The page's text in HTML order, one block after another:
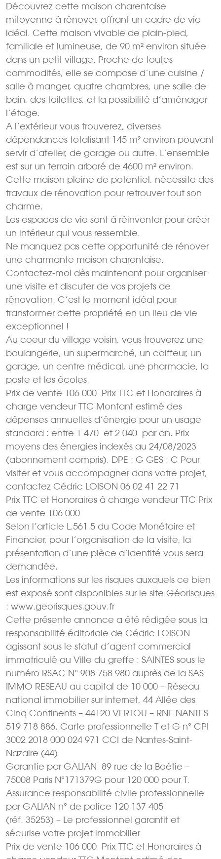
Découvrez cette maison charentaise
mitoyenne à rénover, offrant un cadre de vie
idéal. Cette maison vivable de plain-pied,
familiale et lumineuse, de 90 m² environ située
dans un petit village. Proche de toutes
commodités, elle se compose d’une cuisine /
salle à manger, quatre chambres, une salle de
bain, des toilettes, et la possibilité d’aménager
l’étage.
A l’extérieur vous trouverez, diverses
dépendances totalisant 145 m² environ pouvant
servir d’atelier, de garage ou autre. L’ensemble
est sur un terrain arboré de 4600 m² environ.
Cette maison pleine de potentiel, nécessite des
travaux de rénovation pour retrouver tout son
charme.
Les espaces de vie sont à réinventer pour créer
un intérieur qui vous ressemble.
Ne manquez pas cette opportunité de rénover
une charmante maison charentaise.
Contactez-moi dès maintenant pour organiser
une visite et discuter de vos projets de
rénovation. C’est le moment idéal pour
transformer cette propriété en un lieu de vie
exceptionnel !
Au coeur du village voisin, vous trouverez une
boulangerie, un supermarché, un coiffeur, un
garage, un centre médical, une pharmacie, la
poste et les écoles.
Prix de vente 106 000  Prix TTC et Honoraires à
charge vendeur TTC Montant estimé des
dépenses annuelles d’énergie pour un usage
standard : entre 1 470  et 2 040  par an. Prix
moyens des énergies indexés au 24/08/2023
(abonnement compris). DPE : G GES : C Pour
visiter et vous accompagner dans votre projet,
contactez Cédric LOISON 06 02 41 22 71
Prix TTC et Honoraires à charge vendeur TTC Prix
de vente 106 000 
Selon l’article L.561.5 du Code Monétaire et
Financier, pour l’organisation de la visite, la
présentation d’une pièce d’identité vous sera
demandée.
Les informations sur les risques auxquels ce bien
est exposé sont disponibles sur le site Géorisques
: www.georisques.gouv.fr
Cette présente annonce a été rédigée sous la
responsabilité éditoriale de Cédric LOISON
agissant sous le statut d’agent commercial
immatriculé au Ville du greffe : SAINTES sous le
numéro RSAC N° 908 758 980 auprès de la SAS
IMMO RESEAU au capital de 10 000 – Réseau
national immobilier sur internet, 44 Allée des
Cinq Continents – 44120 VERTOU – RNE NANTES
519 718 886. Carte professionnelle T et G n° CPI
3002 2018 000 024 971 CCI de Nantes-Saint-
Nazaire (44)
Garantie par GALIAN  89 rue de la Boétie –
75008 Paris N°171379G pour 120 000 pour T.
Assurance responsabilité civile professionnelle
par GALIAN n° de police 120 137 405
(réf. 35253) – Le professionnel garantit et
sécurise votre projet immobilier
Prix de vente 106 000  Prix TTC et Honoraires à